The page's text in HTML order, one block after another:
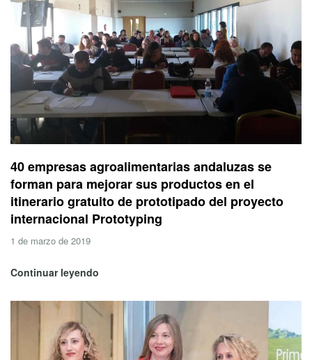
40 empresas agroalimentarias andaluzas se
forman para mejorar sus productos en el
itinerario gratuito de prototipado del proyecto
internacional Prototyping
1 de marzo de 2019
Continuar leyendo